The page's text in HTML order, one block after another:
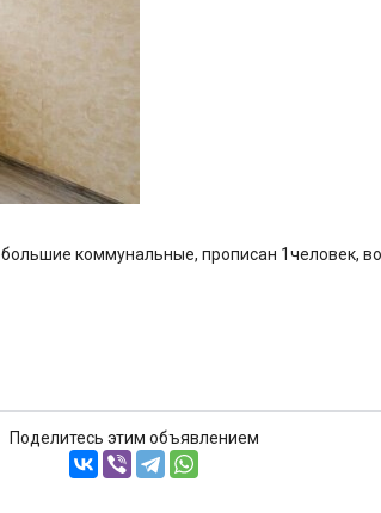
коммунальные, прописан 1человек,
Поделитесь этим объявлением